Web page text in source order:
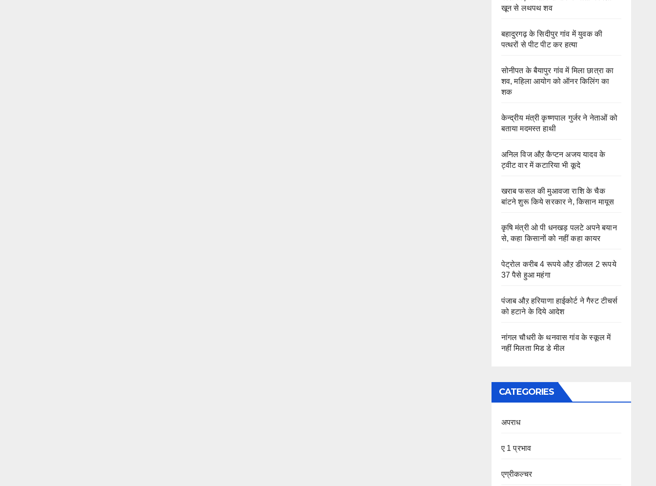
खून से लथपथ शव
बहादुरगढ़ के सिदीपुर गांव में युवक की
पत्थरों से पीट पीट कर हत्या
सोनीपत के बैयापुर गांव में मिला छात्रा का
शव, महिला आयोग को ऑनर किलिंग का
शक
केन्द्रीय मंत्री कृष्णपाल गुर्जर ने नेताओं को
बताया मदमस्त हाथी
अनिल विज औऱ कैप्टन अजय यादव के
ट्वीट वार में कटारिया भी कूदे
खराब फसल की मुआवजा राशि के चैक
बांटने शुरू किये सरकार ने, किसान मायूस
कृषि मंत्री ओ पी धनखड़ पलटे अपने बयान
से, कहा किसानों को नहीं कहा कायर
पेट्रोल करीब 4 रूपये औऱ डीजल 2 रूपये
37 पैसे हुआ महंगा
पंजाब औऱ हरियाणा हाईकोर्ट ने गैस्ट टीचर्स
को हटाने के दिये आदेश
नांगल चौधरी के थनवास गांव के स्कूल में
नहीं मिलता मिड डे मील
CATEGORIES
अपराध
ए 1 प्रभाव
एग्रीकल्चर